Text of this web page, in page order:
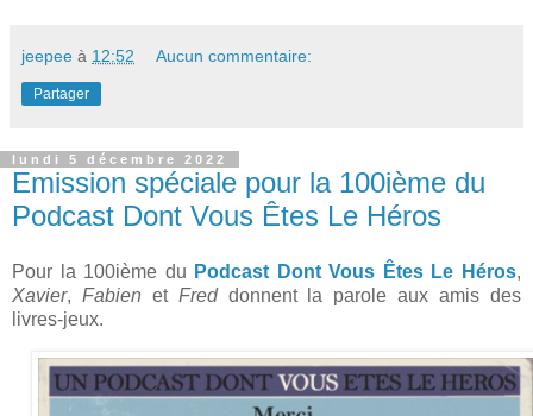
jeepee à 12:52 Aucun commentaire:
Partager
lundi 5 décembre 2022
Emission spéciale pour la 100ième du
Podcast Dont Vous Êtes Le Héros
Pour la 100ième du Podcast Dont Vous Êtes Le Héros,
Xavier, Fabien et Fred donnent la parole aux amis des
livres-jeux.